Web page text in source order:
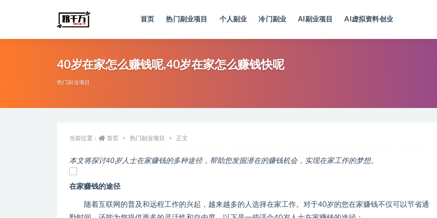
首页 热门副业项目 个人副业 冷门副业 AI副业项目 AI虚拟资料创业
40岁在家怎么赚钱呢,40岁在家怎么赚钱快呢
热门副业项目
当前位置： 首页 热门副业项目 正文
本文将探讨40岁人士在家赚钱的多种途径，帮助您发掘潜在的赚钱机会，实现在家工作的梦想。
在家赚钱的途径
随着互联网的普及和远程工作的兴起，越来越多的人选择在家工作。对于40岁的您在家赚钱不仅可以节省通